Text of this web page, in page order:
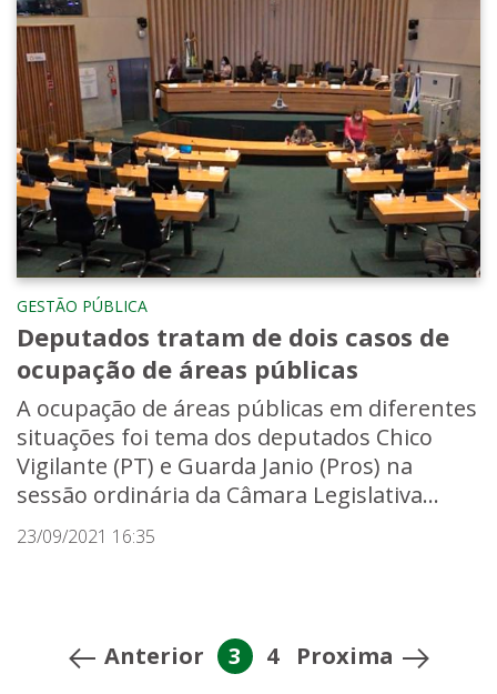
GESTÃO PÚBLICA
Deputados tratam de dois casos de
ocupação de áreas públicas
A ocupação de áreas públicas em diferentes
situações foi tema dos deputados Chico
Vigilante (PT) e Guarda Janio (Pros) na
sessão ordinária da Câmara Legislativa...
23/09/2021 16:35
Anterior 3 4 Proxima